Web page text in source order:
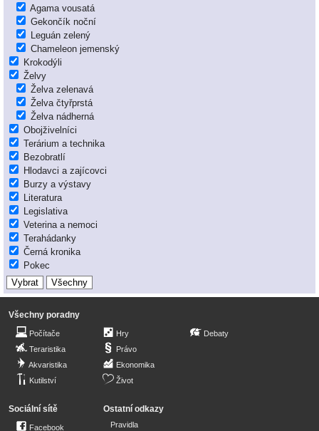
Agama vousatá
Gekončík noční
Leguán zelený
Chameleon jemenský
Krokodýli
Želvy
Želva zelenavá
Želva čtyřprstá
Želva nádherná
Obojživelníci
Terárium a technika
Bezobratlí
Hlodavci a zajícovci
Burzy a výstavy
Literatura
Legislativa
Veterina a nemoci
Terahádanky
Černá kronika
Pokec
Všechny poradny
Počítače
Teraristika
Akvaristika
Kutilství
Hry
Právo
Ekonomika
Život
Debaty
Sociální sítě
Facebook
Ostatní odkazy
Pravidla